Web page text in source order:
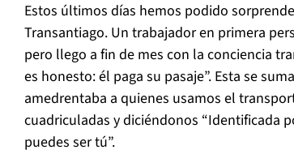
Estos últimos días hemos podido
Transantiago. Un trabajador en primera
pero llego a fin de mes con la conciencia
es honesto: él paga su pasaje”. Esta se
amedrentaba a quienes usamos el
cuadriculadas y diciéndonos “Identificada
puedes ser tú”.